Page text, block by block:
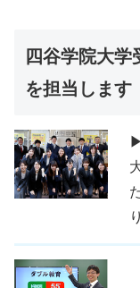
四谷学院大
を担当します